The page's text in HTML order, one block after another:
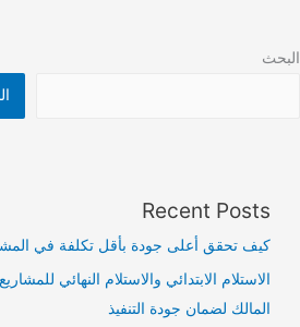
البحث
Recent Posts
كيف تحقق أعلى جودة بأقل تكلفة في
الاستلام الابتدائي والاستلام النهائي
المالك لضمان جودة التنفيذ